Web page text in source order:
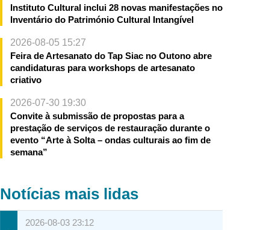
Instituto Cultural inclui 28 novas manifestações no
Inventário do Património Cultural Intangível
2026-08-05 15:27
Feira de Artesanato do Tap Siac no Outono abre
candidaturas para workshops de artesanato
criativo
2026-07-30 19:30
Convite à submissão de propostas para a
prestação de serviços de restauração durante o
evento “Arte à Solta – ondas culturais ao fim de
semana”
Notícias mais lidas
2026-08-03 23:12